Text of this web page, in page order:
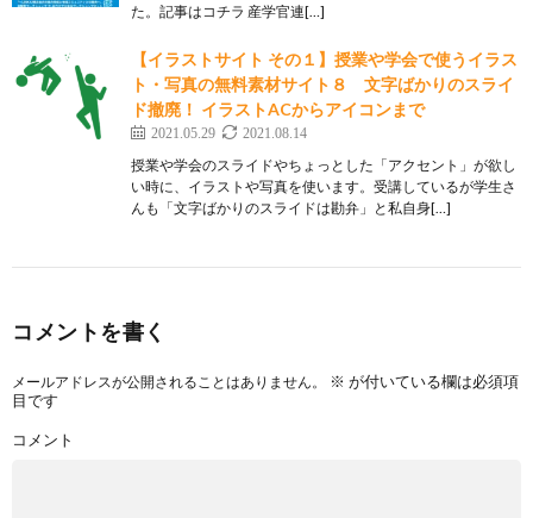
た。記事はコチラ 産学官連[…]
【イラストサイト その１】授業や学会で使うイラス
ト・写真の無料素材サイト８ 文字ばかりのスライ
ド撤廃！ イラストACからアイコンまで
2021.05.29 2021.08.14
授業や学会のスライドやちょっとした「アクセント」が欲し
い時に、イラストや写真を使います。受講しているが学生さ
んも「文字ばかりのスライドは勘弁」と私自身[…]
コメントを書く
メールアドレスが公開されることはありません。 ※ が付いている欄は必須項
目です
コメント